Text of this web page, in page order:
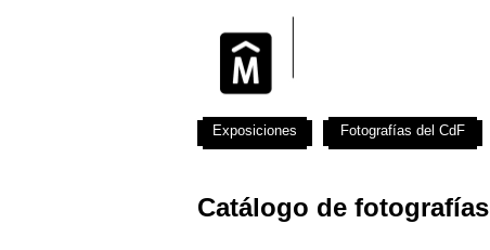
Catálogo de fotografías
Exposiciones Fotografías del CdF